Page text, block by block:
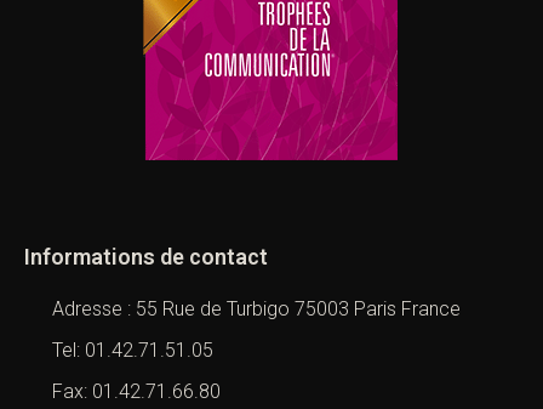
Informations de contact
Adresse : 55 Rue de Turbigo 75003 Paris France
Tel: 01.42.71.51.05
Fax: 01.42.71.66.80